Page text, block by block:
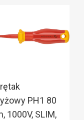
PH1 80
1000V, SLIM,